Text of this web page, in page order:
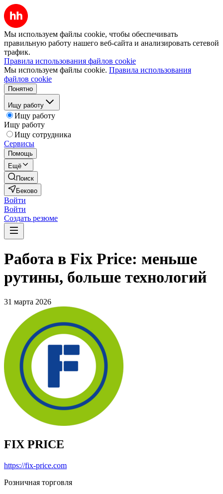
Мы используем файлы cookie, чтобы обеспечивать
правильную работу нашего веб-сайта и анализировать сетевой
трафик.
Правила использования файлов cookie
Мы используем файлы cookie. Правила использования
файлов cookie
Понятно
Ищу работу
Ищу работу
Ищу работу
Ищу сотрудника
Сервисы
Помощь
Ещё
Поиск
Беково
Войти
Войти
Создать резюме
Работа в Fix Price: меньше
рутины, больше технологий
31 марта 2026
FIX PRICE
https://fix-price.com
Розничная торговля